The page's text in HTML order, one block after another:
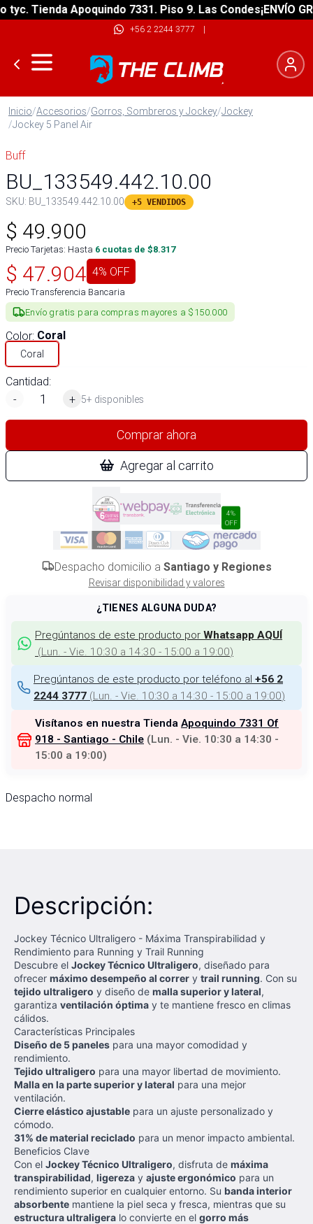
Tienda Apoquindo 7331. Piso 9. Las Condes¡ENVÍO
+56 2 2244 3777 |
Inicio/Accesorios/Gorros, Sombreros y Jockey/Jockey
/Jockey 5 Panel Air
Buff
BU_133549.442.10.00
SKU: BU_133549.442.10.00 +5 VENDIDOS
$ 49.900
Precio Tarjetas: Hasta 6 cuotas de $8.317
$ 47.904 4% OFF
Precio Transferencia Bancaria
Envío gratis para compras mayores a $150.000
Color: Coral
Coral
Cantidad:
-
+ 5+ disponibles
Comprar ahora
Agregar al carrito
4%
OFF
Despacho domicilio a Santiago y Regiones
Revisar disponibilidad y valores
¿TIENES ALGUNA DUDA?
Pregúntanos de este producto por Whatsapp AQUÍ
(Lun. - Vie. 10:30 a 14:30 - 15:00 a 19:00)
Pregúntanos de este producto por teléfono al +56 2
2244 3777 (Lun. - Vie. 10:30 a 14:30 - 15:00 a 19:00)
Visítanos en nuestra Tienda Apoquindo 7331 Of
918 - Santiago - Chile (Lun. - Vie. 10:30 a 14:30 -
15:00 a 19:00)
Despacho normal
Descripción:
Jockey Técnico Ultraligero - Máxima Transpirabilidad y
Rendimiento para Running y Trail Running
Descubre el Jockey Técnico Ultraligero, diseñado para
ofrecer máximo desempeño al correr y trail running. Con su
tejido ultraligero y diseño de malla superior y lateral,
garantiza ventilación óptima y te mantiene fresco en climas
cálidos.
Características Principales
Diseño de 5 paneles para una mayor comodidad y
rendimiento.
Tejido ultraligero para una mayor libertad de movimiento.
Malla en la parte superior y lateral para una mejor
ventilación.
Cierre elástico ajustable para un ajuste personalizado y
cómodo.
31% de material reciclado para un menor impacto ambiental.
Beneficios Clave
Con el Jockey Técnico Ultraligero, disfruta de máxima
transpirabilidad, ligereza y ajuste ergonómico para un
rendimiento superior en cualquier entorno. Su banda interior
absorbente mantiene la piel seca y fresca, mientras que su
estructura ultraligera lo convierte en el gorro más